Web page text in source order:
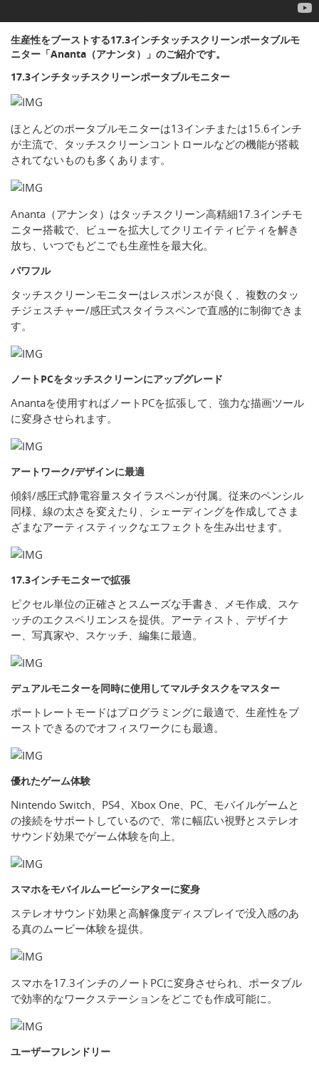
生産性をブーストする17.3インチタッチスクリーンポータブルモ
ニター「Ananta（アナンタ）」のご紹介です。
17.3インチタッチスクリーンポータブルモニター
ほとんどのポータブルモニターは13インチまたは15.6インチ
が主流で、タッチスクリーンコントロールなどの機能が搭載
されてないものも多くあります。
Ananta（アナンタ）はタッチスクリーン高精細17.3インチモ
ニター搭載で、ビューを拡大してクリエイティビティを解き
放ち、いつでもどこでも生産性を最大化。
パワフル
タッチスクリーンモニターはレスポンスが良く、複数のタッ
チジェスチャー/感圧式スタイラスペンで直感的に制御できま
す。
ノートPCをタッチスクリーンにアップグレード
Anantaを使用すればノートPCを拡張して、強力な描画ツール
に変身させられます。
アートワーク/デザインに最適
傾斜/感圧式静電容量スタイラスペンが付属。従来のペンシル
同様、線の太さを変えたり、シェーディングを作成してさま
ざまなアーティスティックなエフェクトを生み出せます。
17.3インチモニターで拡張
ピクセル単位の正確さとスムーズな手書き、メモ作成、スケ
ッチのエクスペリエンスを提供。アーティスト、デザイナ
ー、写真家や、スケッチ、編集に最適。
デュアルモニターを同時に使用してマルチタスクをマスター
ポートレートモードはプログラミングに最適で、生産性をブ
ーストできるのでオフィスワークにも最適。
優れたゲーム体験
Nintendo Switch、PS4、Xbox One、PC、モバイルゲームと
の接続をサポートしているので、常に幅広い視野とステレオ
サウンド効果でゲーム体験を向上。
スマホをモバイルムービーシアターに変身
ステレオサウンド効果と高解像度ディスプレイで没入感のあ
る真のムービー体験を提供。
スマホを17.3インチのノートPCに変身させられ、ポータブル
で効率的なワークステーションをどこでも作成可能に。
ユーザーフレンドリー